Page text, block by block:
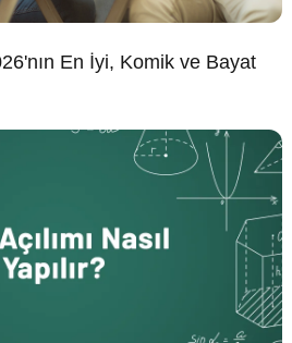
En İyi, Komik ve Bayat